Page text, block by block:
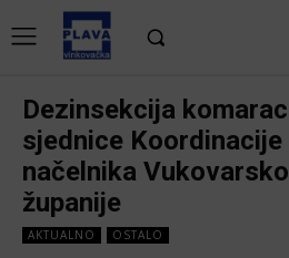
Dezinsekcija
sjednice Koordinacije
načelnika
županije
AKTUALNO OSTALO